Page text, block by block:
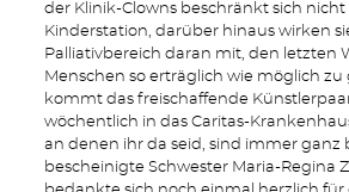
der Klinik-Clowns beschränkt sich nicht
Kinderstation, darüber hinaus wirken
Palliativbereich daran mit, den letzten
Menschen so erträglich wie möglich zu
kommt das freischaffende
wöchentlich in das Caritas-
an denen ihr da seid, sind immer ganz
bescheinigte Schwester Maria-Regina